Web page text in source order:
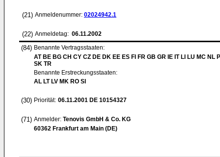
(21) Anmeldenummer: 02024942.1
(22) Anmeldetag: 06.11.2002
(84) Benannte Vertragsstaaten:
AT BE BG CH CY CZ DE DK EE ES FI FR GB GR IE IT LI LU MC NL
SK TR
Benannte Erstreckungsstaaten:
AL LT LV MK RO SI
(30) Priorität: 06.11.2001 DE 10154327
(71) Anmelder: Tenovis GmbH & Co. KG
60362 Frankfurt am Main (DE)